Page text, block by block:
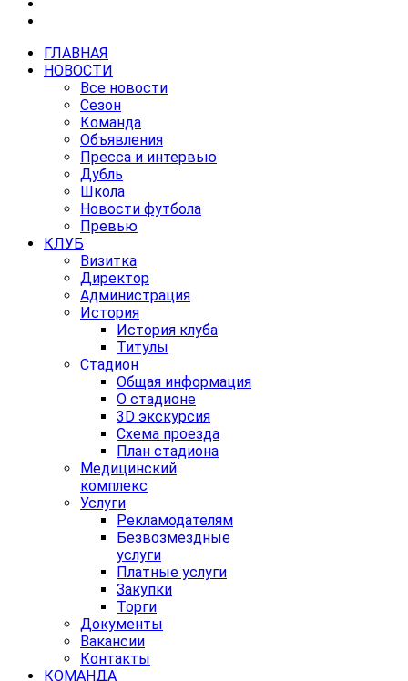
ГЛАВНАЯ
НОВОСТИ
Все новости
Сезон
Команда
Объявления
Пресса и интервью
Дубль
Школа
Новости футбола
Превью
КЛУБ
Визитка
Директор
Администрация
История
История клуба
Титулы
Стадион
Общая информация
О стадионе
3D экскурсия
Схема проезда
План стадиона
Медицинский
комплекс
Услуги
Рекламодателям
Безвозмездные
услуги
Платные услуги
Закупки
Торги
Документы
Вакансии
Контакты
КОМАНДА